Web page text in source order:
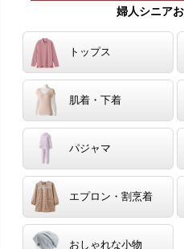
婦人シニア
トップス
肌着・下着
パジャマ
エプロン・割烹着
おしゃれな小物